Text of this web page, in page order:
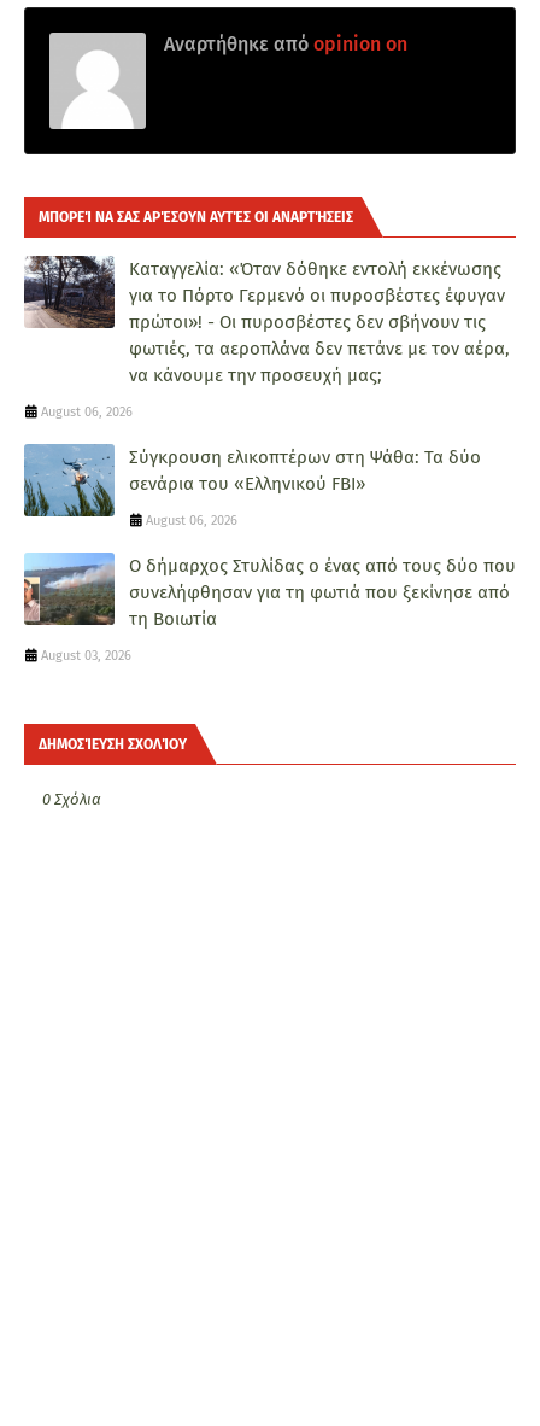
Αναρτήθηκε από opinion on
ΜΠΟΡΕΊ ΝΑ ΣΑΣ ΑΡΈΣΟΥΝ ΑΥΤΈΣ ΟΙ ΑΝΑΡΤΉΣΕΙΣ
Καταγγελία: «Όταν δόθηκε εντολή εκκένωσης
για το Πόρτο Γερμενό οι πυροσβέστες έφυγαν
πρώτοι»! - Οι πυροσβέστες δεν σβήνουν τις
φωτιές, τα αεροπλάνα δεν πετάνε με τον αέρα,
να κάνουμε την προσευχή μας;
August 06, 2026
Σύγκρουση ελικοπτέρων στη Ψάθα: Τα δύο
σενάρια του «Ελληνικού FBI»
August 06, 2026
Ο δήμαρχος Στυλίδας ο ένας από τους δύο που
συνελήφθησαν για τη φωτιά που ξεκίνησε από
τη Βοιωτία
August 03, 2026
ΔΗΜΟΣΊΕΥΣΗ ΣΧΟΛΊΟΥ
0 Σχόλια